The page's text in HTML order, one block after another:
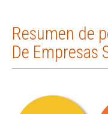
Resumen de
De Empresas